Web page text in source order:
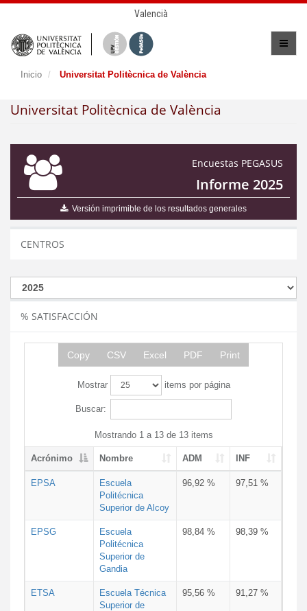
Valencià
Inicio Universitat Politècnica de València
Universitat Politècnica de València
Encuestas PEGASUS
Informe 2025
Versión imprimible de los resultados generales
CENTROS
% SATISFACCIÓN
Copy CSV Excel PDF Print
Mostrar items por página
Buscar:
Mostrando 1 a 13 de 13 items
Acrónimo Nombre ADM INF
EPSA
Escuela
Politécnica
Superior de Alcoy
96,92 % 97,51 %
EPSG
Escuela
Politécnica
Superior de
Gandia
98,84 % 98,39 %
ETSA
Escuela Técnica
Superior de
95,56 % 91,27 %